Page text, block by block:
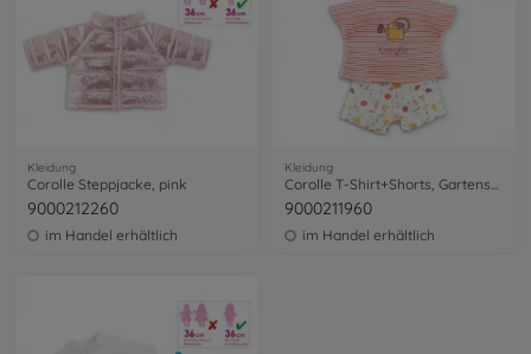
Kleidung
Corolle Steppjacke, pink
9000212260
im Handel erhältlich
Kleidung
9000211960
im Handel erhältlich